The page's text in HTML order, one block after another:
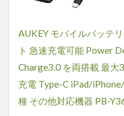
AUKEY モバイルバッテ
ト 急速充電可能 Power
Charge3.0 を両搭載 最大
充電 Type-C iPad/
種 その他対応機器 PB-